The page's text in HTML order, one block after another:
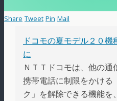
Share Tweet Pin Mail
ドコモの夏モデル２０
に
ＮＴＴドコモは、他の
携帯電話に制限をかける
ク」を解除できる機能を